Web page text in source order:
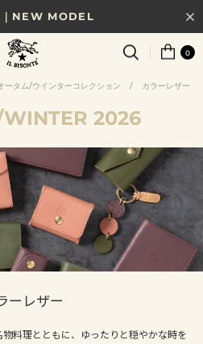
NEW MODEL
込11,000円以上で送料無料
選べる、新しいギフトガイド
LEATHER
0
ータム/ウインターコレクション / カラーレザー
WINTER 2026
ーレザー
料理とともに、ゆったりと穏やかな時を